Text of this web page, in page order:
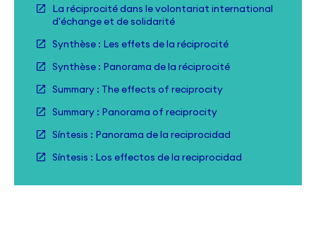
La réciprocité dans le volontariat international
d'échange et de solidarité
Synthèse : Les effets de la réciprocité
Synthèse : Panorama de la réciprocité
Summary : The effects of reciprocity
Summary : Panorama of reciprocity
Síntesis : Panorama de la reciprocidad
Síntesis : Los effectos de la reciprocidad